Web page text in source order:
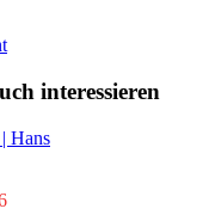
interessieren